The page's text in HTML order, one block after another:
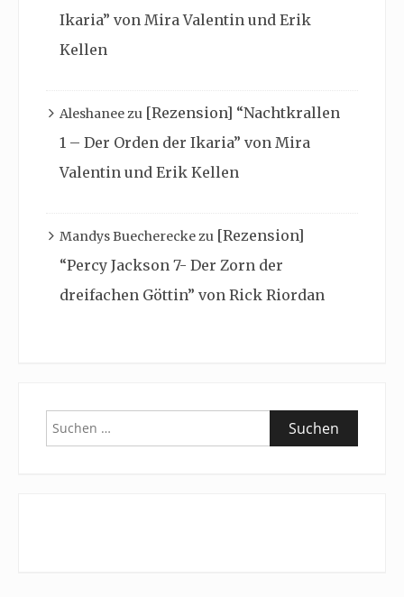
Ikaria” von Mira Valentin und Erik
Kellen
Aleshaneezu [Rezension] “Nachtkrallen
1 – Der Orden der Ikaria” von Mira
Valentin und Erik Kellen
Mandys Buechereckezu [Rezension]
“Percy Jackson 7- Der Zorn der
dreifachen Göttin” von Rick Riordan
Suchen
nach: